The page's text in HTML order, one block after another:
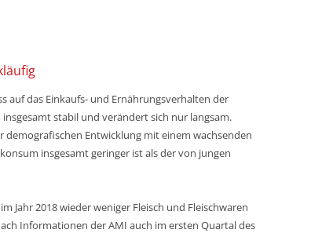
auf das Einkaufs- und Ernährungsverhalten der
stabil und verändert sich nur langsam.
Entwicklung mit einem wachsenden
insgesamt geringer ist als der von jungen
Jahr 2018 wieder weniger Fleisch und Fleischwaren
Informationen der AMI auch im ersten Quartal des